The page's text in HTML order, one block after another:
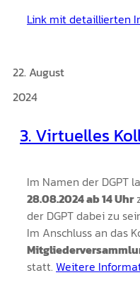
Link mit detaillierten
22. August
2024
3. Virtuelles
Im Namen der DGPT
28.08.2024 ab 14 Uhr
der DGPT dabei zu
Im Anschluss an das
statt. Weitere